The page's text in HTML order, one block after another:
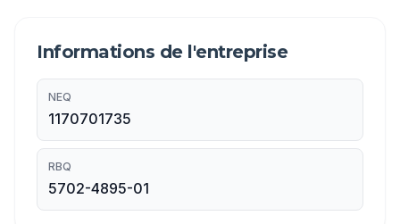
Informations de l'entreprise
NEQ
1170701735
RBQ
5702-4895-01